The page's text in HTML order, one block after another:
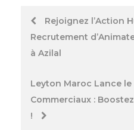
Post
navigation
Rejoignez l’Action
Recrutement
à Azilal
Leyton Maroc Lance
Commerciaux :
!